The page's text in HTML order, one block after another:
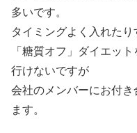
多いです。
タイミングよく入れたり
「糖質オフ」ダイエッ
行けないですが
会社のメンバーにお付
ます。